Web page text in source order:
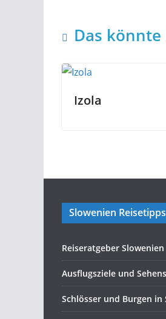
Das
Izola
Slowenien Reisetipps
Reiseratgeber Slowenien
Ausflugsziele und
Schlösser und Burgen in